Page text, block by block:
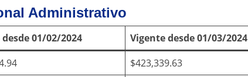
Administrativo
01/02/2024
Vigente desde 01/03/2024
$423,339.63